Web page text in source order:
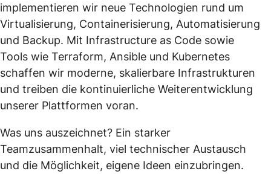
implementieren wir neue Technologien rund um
Virtualisierung, Containerisierung, Automatisierung
und Backup. Mit Infrastructure as Code sowie
Tools wie Terraform, Ansible und Kubernetes
schaffen wir moderne, skalierbare Infrastrukturen
und treiben die kontinuierliche Weiterentwicklung
unserer Plattformen voran.
Was uns auszeichnet? Ein starker
Teamzusammenhalt, viel technischer Austausch
und die Möglichkeit, eigene Ideen einzubringen.